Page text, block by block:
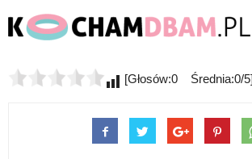
[Głosów:0 Średnia:0/5]